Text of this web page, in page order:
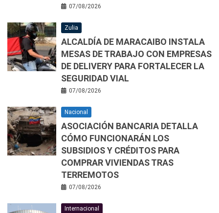
07/08/2026
Zulia
ALCALDÍA DE MARACAIBO INSTALA
MESAS DE TRABAJO CON EMPRESAS
DE DELIVERY PARA FORTALECER LA
SEGURIDAD VIAL
07/08/2026
Nacional
ASOCIACIÓN BANCARIA DETALLA
CÓMO FUNCIONARÁN LOS
SUBSIDIOS Y CRÉDITOS PARA
COMPRAR VIVIENDAS TRAS
TERREMOTOS
07/08/2026
Internacional